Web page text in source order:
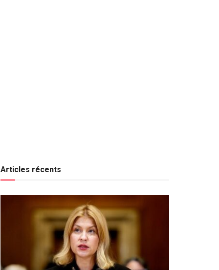
Articles récents